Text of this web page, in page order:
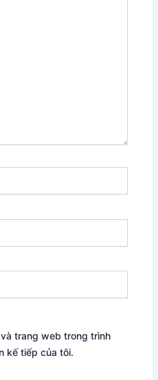
trang web trong trình
kế tiếp của tôi.